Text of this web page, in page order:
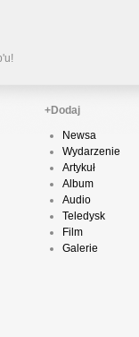
+Dodaj
Newsa
Wydarzenie
Artykuł
Album
Audio
Teledysk
Film
Galerie